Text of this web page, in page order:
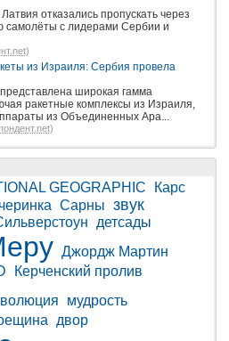
отказались пропускать через
самолёты с лидерами Сербии и
)
из Израиля: Сербия провела
широкая гамма
ракетные комплексы из Израиля,
из Объединенных Ара...
)
GEOGRAPHIC
Карс
Сарны звук
детсады
Джордж Мартин
Керченский пролив
мудрость
двор